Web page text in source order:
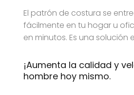
El patrón de costura se
fácilmente en tu hogar u
en minutos. Es una
¡Aumenta la calidad y
hombre hoy mismo.